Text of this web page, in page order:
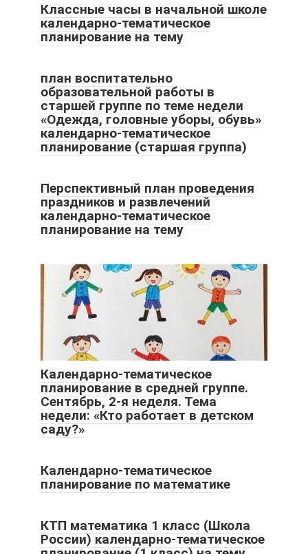
Классные часы в начальной школе
календарно-тематическое
планирование на тему
план воспитательно
образовательной работы в
старшей группе по теме недели
«Одежда, головные уборы, обувь»
календарно-тематическое
планирование (старшая группа)
Перспективный план проведения
праздников и развлечений
календарно-тематическое
планирование на тему
Календарно-тематическое
планирование в средней группе.
Сентябрь, 2-я неделя. Тема
недели: «Кто работает в детском
саду?»
Календарно-тематическое
планирование по математике
КТП математика 1 класс (Школа
России) календарно-тематическое